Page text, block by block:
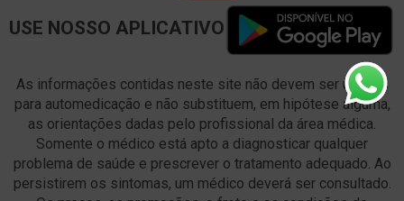
USE NOSSO APLICATIVO
As informações contidas neste site não devem ser usadas
para automedicação e não substituem, em hipótese alguma,
as orientações dadas pelo profissional da área médica.
Somente o médico está apto a diagnosticar qualquer
problema de saúde e prescrever o tratamento adequado. Ao
persistirem os sintomas, um médico deverá ser consultado.